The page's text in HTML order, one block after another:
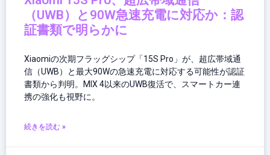
（UWB）と90W急速充電に対応か：認
証書類で明らかに
Xiaomiの次期フラッグシップ「15S Pro」が、超広帯域通
信（UWB）と最大90Wの急速充電に対応する可能性が認証
書類から判明。MIX 4以来のUWB復活で、スマートカー連
携の強化も視野に。
続きを読む »